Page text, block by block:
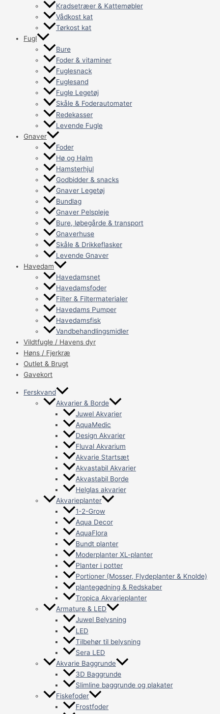
Kradsetræer & Kattemøbler
Vådkost kat
Tørkost kat
Fugl
Bure
Foder & vitaminer
Fuglesnack
Fuglesand
Fugle Legetøj
Skåle & Foderautomater
Redekasser
Levende Fugle
Gnaver
Foder
Hø og Halm
Hamsterhjul
Godbidder & snacks
Gnaver Legetøj
Bundlag
Gnaver Pelspleje
Bure, løbegårde & transport
Gnaverhuse
Skåle & Drikkeflasker
Levende Gnaver
Havedam
Havedamsnet
Havedamsfoder
Filter & Filtermaterialer
Havedams Pumper
Havedamsfisk
Vandbehandlingsmidler
Vildtfugle / Havens dyr
Høns / Fjerkræ
Outlet & Brugt
Gavekort
Ferskvand
Akvarier & Borde
Juwel Akvarier
AquaMedic
Design Akvarier
Fluval Akvarium
Akvarie Startsæt
Akvastabil Akvarier
Akvastabil Borde
Helglas akvarier
Akvarieplanter
1-2-Grow
Aqua Decor
AquaFlora
Bundt planter
Moderplanter XL-planter
Planter i potter
Portioner (Mosser, Flydeplanter & Knolde)
plantegødning & Redskaber
Tropica Akvarieplanter
Armature & LED
Juwel Belysning
LED
Tilbehør til belysning
Sera LED
Akvarie Baggrunde
3D Baggrunde
Slimline baggrunde og plakater
Fiskefoder
Frostfoder